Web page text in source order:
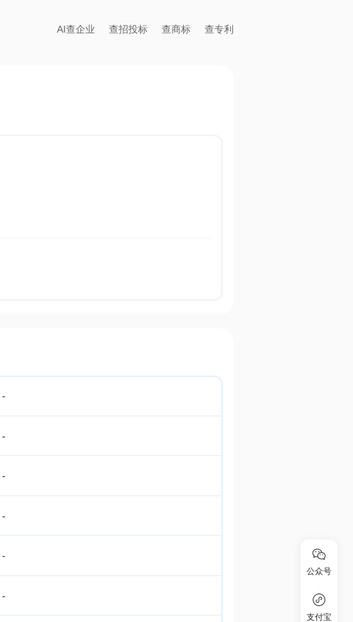
AI查企业 查招投标 查商标 查专利
-
-
-
-
-
-
公众号
支付宝